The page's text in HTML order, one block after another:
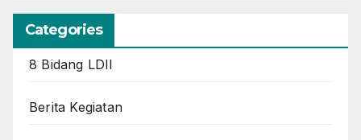
Categories
8 Bidang LDII
Berita Kegiatan